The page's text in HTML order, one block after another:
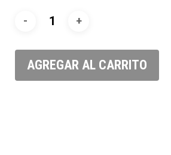
AGREGAR AL CARRITO